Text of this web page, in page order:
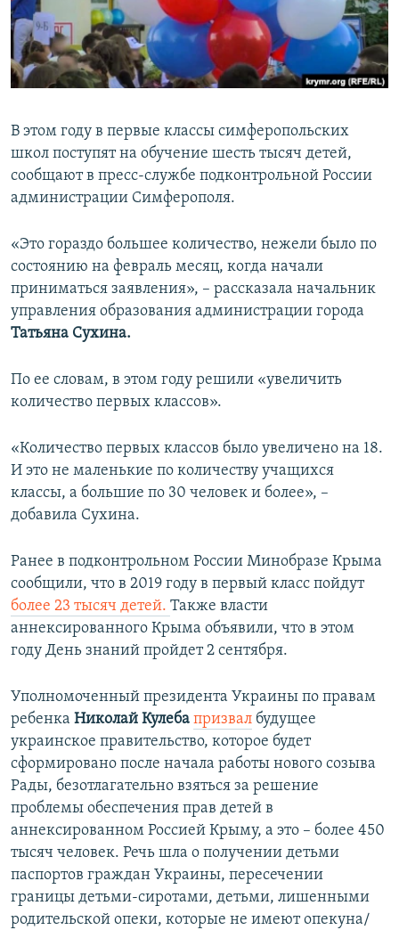
ПОБЕДИТЕЛЕЙ НЕ СУДЯТ?
КРЫМ.НЕПОКОРЕННЫЙ
ELIFBE
ПРИСОЕДИНЯЙТЕСЬ!
Все сайты RFE/RL
В этом году в первые классы симферопольских
школ поступят на обучение шесть тысяч детей,
сообщают в пресс-службе подконтрольной России
администрации Симферополя.
«Это гораздо большее количество, нежели было по
состоянию на февраль месяц, когда начали
приниматься заявления», – рассказала начальник
управления образования администрации города
Татьяна Сухина.
По ее словам, в этом году решили «увеличить
количество первых классов».
«Количество первых классов было увеличено на 18.
И это не маленькие по количеству учащихся
классы, а большие по 30 человек и более», –
добавила Сухина.
Ранее в подконтрольном России Минобразе Крыма
сообщили, что в 2019 году в первый класс пойдут
более 23 тысяч детей. Также власти
аннексированного Крыма объявили, что в этом
году День знаний пройдет 2 сентября.
Уполномоченный президента Украины по правам
ребенка Николай Кулеба призвал будущее
украинское правительство, которое будет
сформировано после начала работы нового созыва
Рады, безотлагательно взяться за решение
проблемы обеспечения прав детей в
аннексированном Россией Крыму, а это – более 450
тысяч человек. Речь шла о получении детьми
паспортов граждан Украины, пересечении
границы детьми-сиротами, детьми, лишенными
родительской опеки, которые не имеют опекуна/